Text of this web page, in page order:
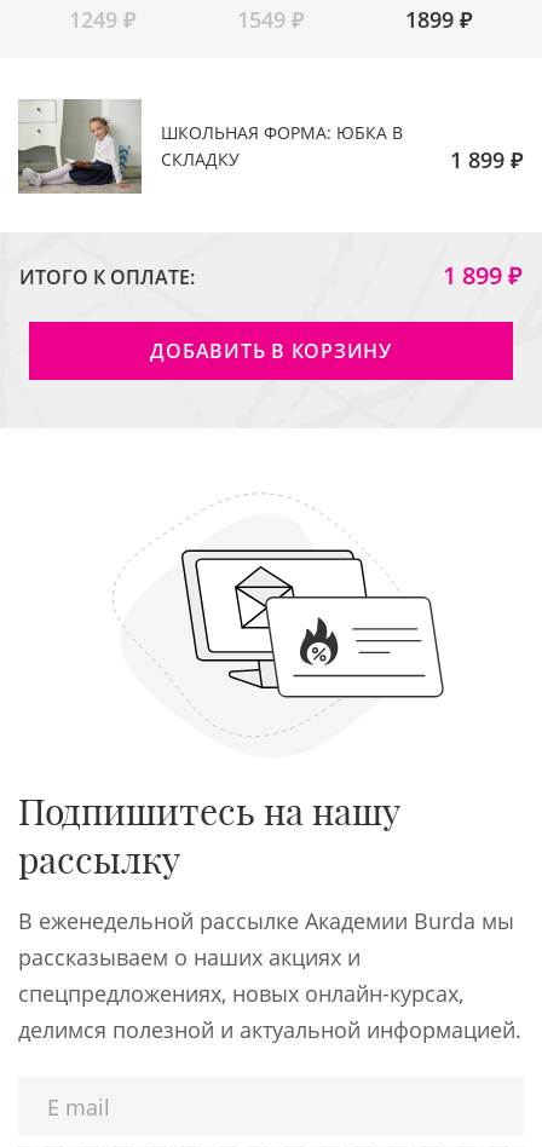
1249 ₽ 1549 ₽ 1899₽
ШКОЛЬНАЯ ФОРМА: ЮБКА В
СКЛАДКУ
1 899 ₽
ИТОГО К ОПЛАТЕ: 1 899 ₽
ДОБАВИТЬ В КОРЗИНУ
Подпишитесь на нашу
рассылку
В еженедельной рассылке Академии Burda мы
рассказываем о наших акциях и
спецпредложениях, новых онлайн-курсах,
делимся полезной и актуальной информацией.